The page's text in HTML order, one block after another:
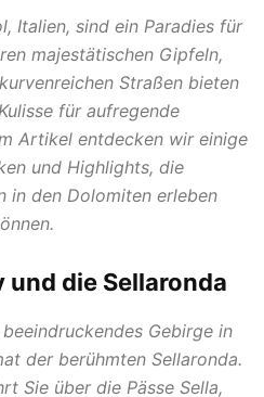
Italien, sind ein Paradies für
majestätischen Gipfeln,
Straßen bieten
für aufregende
Artikel entdecken wir einige
und Highlights, die
in den Dolomiten erleben
und die Sellaronda
Gebirge in
der berühmten Sellaronda.
Sie über die Pässe Sella,